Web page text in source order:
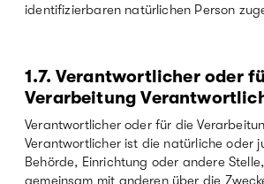
identifizierbaren natürlichen Person
1.7. Verantwortlicher oder
Verarbeitung
Verantwortlicher oder für die
Verantwortlicher ist die natürliche oder
Behörde, Einrichtung oder andere
gemeinsam mit anderen über die